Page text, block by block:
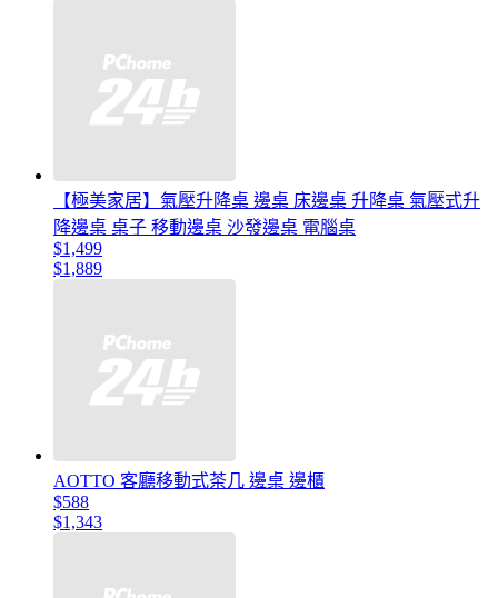
【極美家居】氣壓升降桌 邊桌 床邊桌 升降桌 氣壓式升
降邊桌 桌子 移動邊桌 沙發邊桌 電腦桌
$1,499
$1,889
AOTTO 客廳移動式茶几 邊桌 邊櫃
$588
$1,343